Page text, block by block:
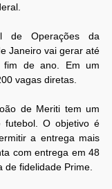
de Operações da
Janeiro vai gerar até
fim de ano. Em um
vagas diretas.
de Meriti tem um
futebol. O objetivo é
a entrega mais
com entrega em 48
fidelidade Prime.